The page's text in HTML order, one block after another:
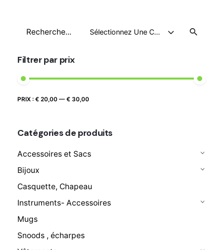
Recherche
Sélectionnez Une Catégorie
Filtrer par prix
Prix
Prix
PRIX : € 20,00 — € 30,00
Catégories de produits
Accessoires et Sacs
Bijoux
Casquette, Chapeau
Instruments- Accessoires
Mugs
Snoods , écharpes